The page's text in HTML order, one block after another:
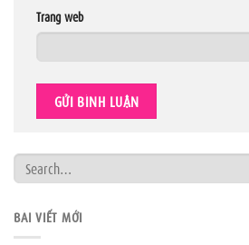
Trang web
BÀI VIẾT MỚI